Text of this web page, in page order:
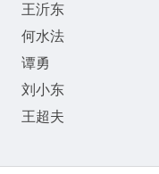
王沂东
何水法
谭勇
刘小东
王超夫